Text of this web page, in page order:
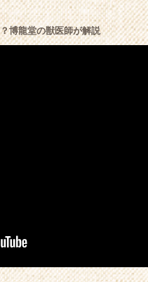
博龍堂の獣医師が解説